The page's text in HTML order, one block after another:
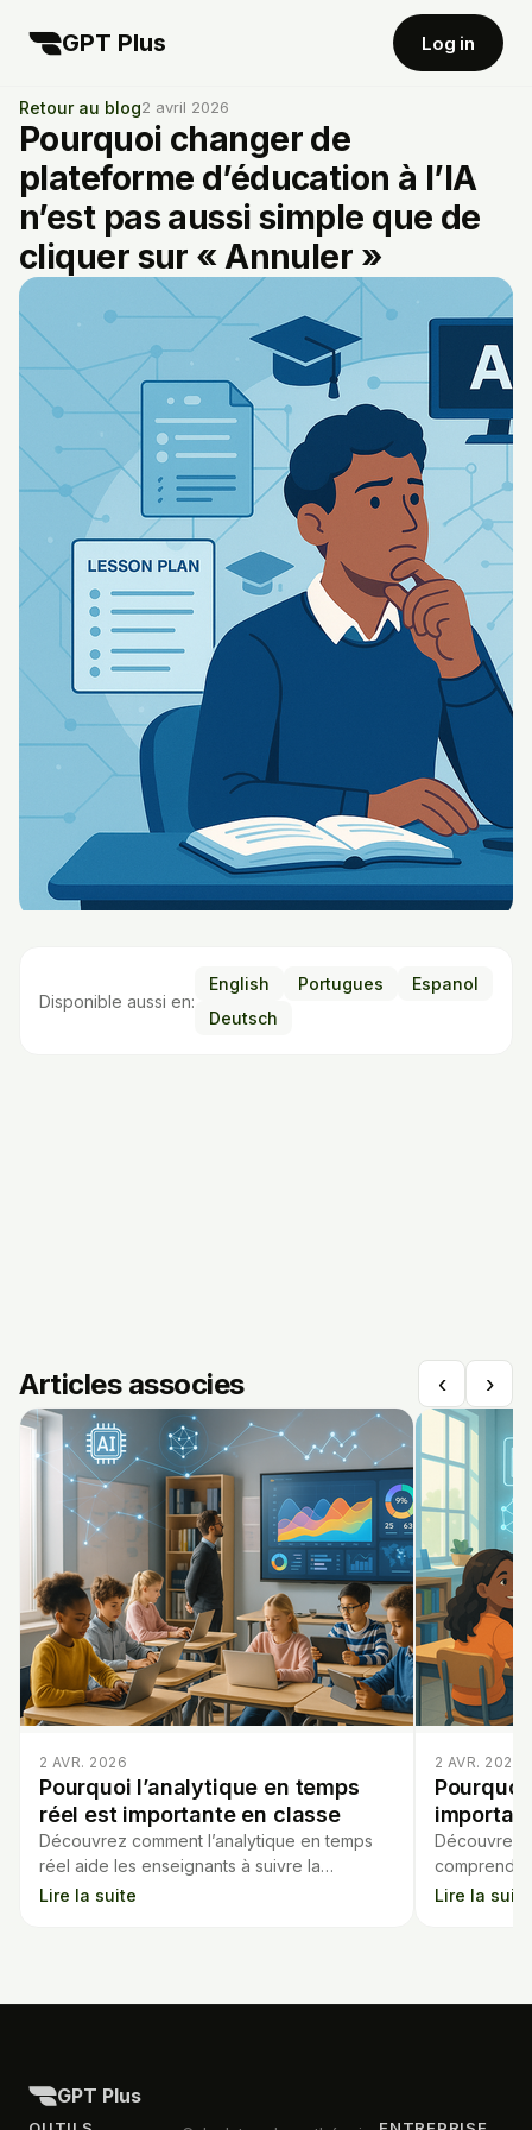
GPT Plus Log in
Retour au blog2 avril 2026
Pourquoi changer de
plateforme d’éducation à l’IA
n’est pas aussi simple que de
cliquer sur « Annuler »
Disponible aussi en:
English Portugues
Espanol
Deutsch
Articles associes ‹ ›
2 AVR. 2026
Pourquoi l’analytique en temps
réel est importante en classe
Découvrez comment l’analytique en temps
réel aide les enseignants à suivre la
progression des élèves et à adapter
Lire la suite
2 AVR. 2026
Découvrez
comprendre
préparer
Lire la suite
GPT Plus